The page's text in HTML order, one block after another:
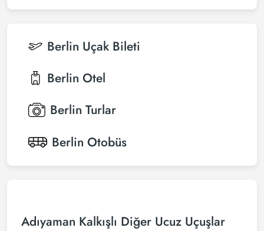
Berlin Uçak Bileti
Berlin Otel
Berlin Turlar
Berlin Otobüs
Adıyaman Kalkışlı Diğer Ucuz Uçuşlar